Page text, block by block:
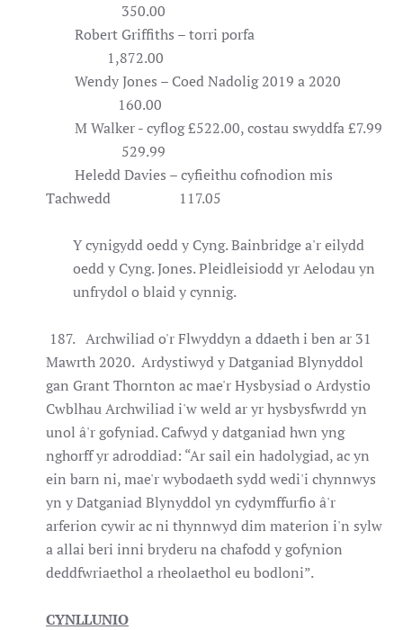
350.00
Robert Griffiths – torri porfa
1,872.00
Wendy Jones – Coed Nadolig 2019 a 2020
160.00
M Walker - cyflog £522.00, costau swyddfa £7.99
529.99
Heledd Davies – cyfieithu cofnodion mis
Tachwedd 117.05
Y cynigydd oedd y Cyng. Bainbridge a'r eilydd
oedd y Cyng. Jones. Pleidleisiodd yr Aelodau yn
unfrydol o blaid y cynnig.
187. Archwiliad o'r Flwyddyn a ddaeth i ben ar 31
Mawrth 2020. Ardystiwyd y Datganiad Blynyddol
gan Grant Thornton ac mae'r Hysbysiad o Ardystio
Cwblhau Archwiliad i'w weld ar yr hysbysfwrdd yn
unol â'r gofyniad. Cafwyd y datganiad hwn yng
nghorff yr adroddiad: “Ar sail ein hadolygiad, ac yn
ein barn ni, mae'r wybodaeth sydd wedi'i chynnwys
yn y Datganiad Blynyddol yn cydymffurfio â'r
arferion cywir ac ni thynnwyd dim materion i'n sylw
a allai beri inni bryderu na chafodd y gofynion
deddfwriaethol a rheolaethol eu bodloni”.
CYNLLUNIO